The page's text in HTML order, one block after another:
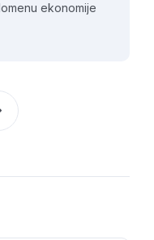
ekonomije